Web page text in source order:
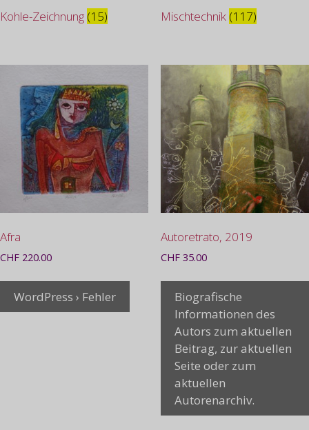
Kohle-Zeichnung (15) Mischtechnik (117)
Afra
CHF 220.00
WordPress › Fehler
Autoretrato, 2019
CHF35.00
Biografische
Informationen des
Autors zum aktuellen
Beitrag, zur aktuellen
Seite oder zum
aktuellen
Autorenarchiv.